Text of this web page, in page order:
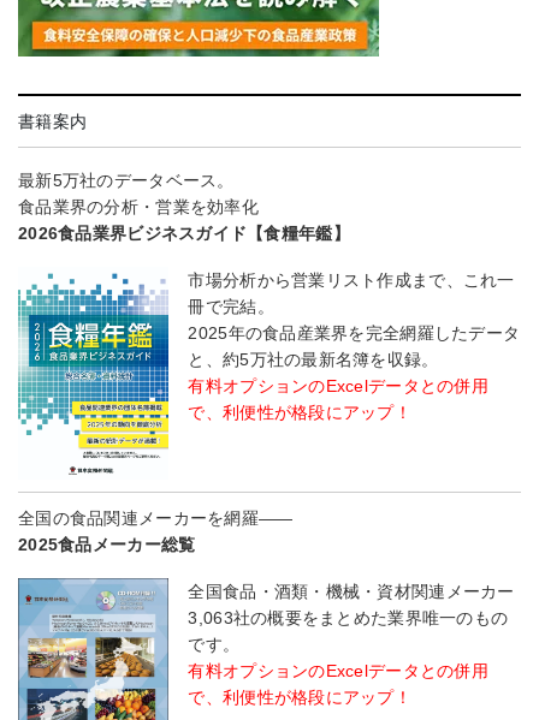
書籍案内
最新5万社のデータベース。
食品業界の分析・営業を効率化
2026食品業界ビジネスガイド【食糧年鑑】
市場分析から営業リスト作成まで、これ一
冊で完結。
2025年の食品産業界を完全網羅したデータ
と、約5万社の最新名簿を収録。
有料オプションのExcelデータとの併用
で、利便性が格段にアップ！
全国の食品関連メーカーを網羅――
2025食品メーカー総覧
全国食品・酒類・機械・資材関連メーカー
3,063社の概要をまとめた業界唯一のもの
です。
有料オプションのExcelデータとの併用
で、利便性が格段にアップ！